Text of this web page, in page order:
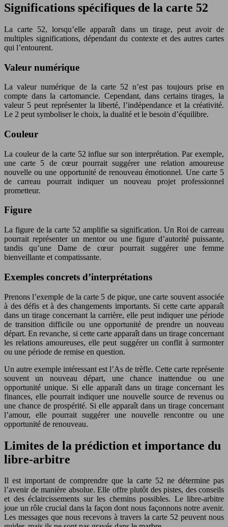
Significations spécifiques de la carte 52
La carte 52, lorsqu’elle apparaît dans un tirage, peut avoir de
multiples significations, dépendant du contexte et des autres cartes
qui l’entourent.
Valeur numérique
La valeur numérique de la carte 52 n’est pas toujours prise en
compte dans la cartomancie. Cependant, dans certains tirages, la
valeur 5 peut représenter la liberté, l’indépendance et la créativité.
Le 2 peut symboliser le choix, la dualité et le besoin d’équilibre.
Couleur
La couleur de la carte 52 influe sur son interprétation. Par exemple,
une carte 5 de cœur pourrait suggérer une relation amoureuse
nouvelle ou une opportunité de renouveau émotionnel. Une carte 5
de carreau pourrait indiquer un nouveau projet professionnel
prometteur.
Figure
La figure de la carte 52 amplifie sa signification. Un Roi de carreau
pourrait représenter un mentor ou une figure d’autorité puissante,
tandis qu’une Dame de cœur pourrait suggérer une femme
bienveillante et compatissante.
Exemples concrets d’interprétations
Prenons l’exemple de la carte 5 de pique, une carte souvent associée
à des défis et à des changements importants. Si cette carte apparaît
dans un tirage concernant la carrière, elle peut indiquer une période
de transition difficile ou une opportunité de prendre un nouveau
départ. En revanche, si cette carte apparaît dans un tirage concernant
les relations amoureuses, elle peut suggérer un conflit à surmonter
ou une période de remise en question.
Un autre exemple intéressant est l’As de trèfle. Cette carte représente
souvent un nouveau départ, une chance inattendue ou une
opportunité unique. Si elle apparaît dans un tirage concernant les
finances, elle pourrait indiquer une nouvelle source de revenus ou
une chance de prospérité. Si elle apparaît dans un tirage concernant
l’amour, elle pourrait suggérer une nouvelle rencontre ou une
opportunité de renouveau.
Limites de la prédiction et importance du
libre-arbitre
Il est important de comprendre que la carte 52 ne détermine pas
l’avenir de manière absolue. Elle offre plutôt des pistes, des conseils
et des éclaircissements sur les chemins possibles. Le libre-arbitre
joue un rôle crucial dans la façon dont nous façonnons notre avenir.
Les messages que nous recevons à travers la carte 52 peuvent nous